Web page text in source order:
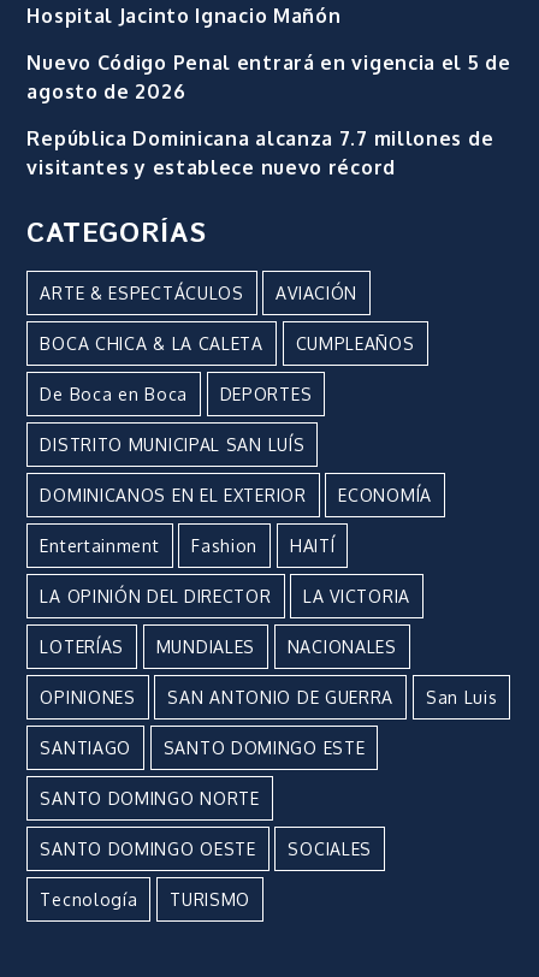
Hospital Jacinto Ignacio Mañón
Nuevo Código Penal entrará en vigencia el 5 de
agosto de 2026
República Dominicana alcanza 7.7 millones de
visitantes y establece nuevo récord
CATEGORÍAS
ARTE & ESPECTÁCULOS AVIACIÓN
BOCA CHICA & LA CALETA CUMPLEAÑOS
De Boca en Boca DEPORTES
DISTRITO MUNICIPAL SAN LUÍS
DOMINICANOS EN EL EXTERIOR ECONOMÍA
Entertainment Fashion HAITÍ
LA OPINIÓN DEL DIRECTOR LA VICTORIA
LOTERÍAS MUNDIALES NACIONALES
OPINIONES SAN ANTONIO DE GUERRA San Luis
SANTIAGO SANTO DOMINGO ESTE
SANTO DOMINGO NORTE
SANTO DOMINGO OESTE SOCIALES
Tecnología TURISMO